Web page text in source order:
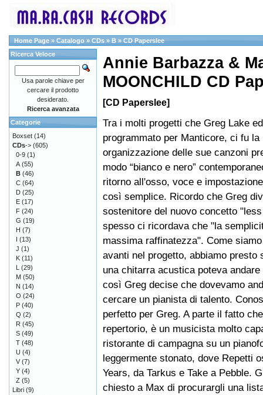
Home Page » Catalogo » CDs » B » CD Paperslee
Annie Barbazza &
MOONCHILD CD
[CD Paperslee]
Tra i molti progetti che Greg Lake
programmato per Manticore, ci fu la
organizzazione delle sue canzoni
modo “bianco e nero”
ritorno all'osso, voce e
così semplice. Ricordo che Greg
sostenitore del nuovo concetto
spesso ci ricordava che "la
massima raffinatezza". Come
avanti nel progetto, abbiamo presto
una chitarra acustica poteva
così Greg decise che dovevamo
cercare un pianista di talento.
perfetto per Greg. A parte il fatto
repertorio, è un musicista molto
ristorante di campagna su un
leggermente stonato, dove Repetti
Years, da Tarkus e Take a Pebble.
chiesto a Max di procurargli una
Ricerca Veloce
Usa parole chiave per
cercare il prodotto
desiderato.
Ricerca avanzata
Categorie
Boxset (14)
CDs-> (605)
0-9 (1)
A (55)
B (46)
C (64)
D (25)
E (17)
F (24)
G (19)
H (7)
I (13)
J (1)
K (11)
L (29)
M (50)
N (14)
O (24)
P (40)
Q (2)
R (45)
S (49)
T (48)
U (4)
V (7)
Y (4)
Z (5)
Libri (9)